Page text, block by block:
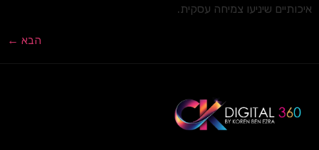
איכותיים שיניעו צמיחה עסקית.
הבא ←